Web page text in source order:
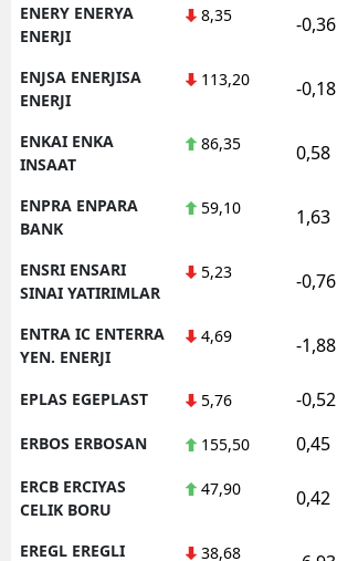
ENERY ENERYA
ENERJI
8,35 -0,36
ENJSA ENERJISA
ENERJI
113,20 -0,18
ENKAI ENKA
INSAAT
86,35 0,58
ENPRA ENPARA
BANK
59,10 1,63
ENSRI ENSARI
SINAI YATIRIMLAR
5,23 -0,76
ENTRA IC ENTERRA
YEN. ENERJI
4,69 -1,88
EPLAS EGEPLAST 5,76 -0,52
ERBOS ERBOSAN 155,50 0,45
ERCB ERCIYAS
CELIK BORU
47,90 0,42
EREGL EREGLI
38,68